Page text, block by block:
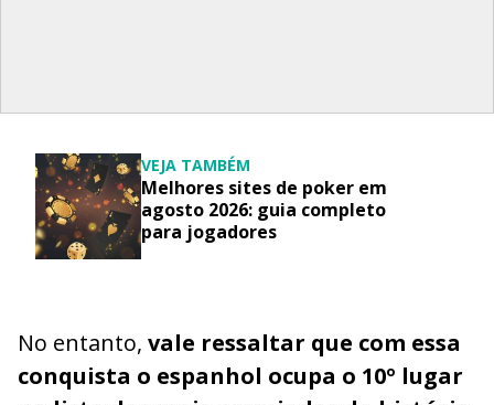
VEJA TAMBÉM
Melhores sites de poker em
agosto 2026: guia completo
para jogadores
No entanto, vale ressaltar que com essa
conquista o espanhol ocupa o 10º lugar